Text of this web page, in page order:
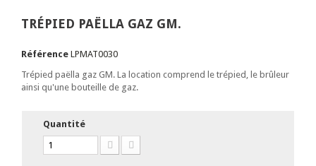
TRÉPIED PAËLLA GAZ GM.
Référence LPMAT0030
Trépied paëlla gaz GM. La location comprend le trépied, le brûleur
ainsi qu'une bouteille de gaz.
Quantité